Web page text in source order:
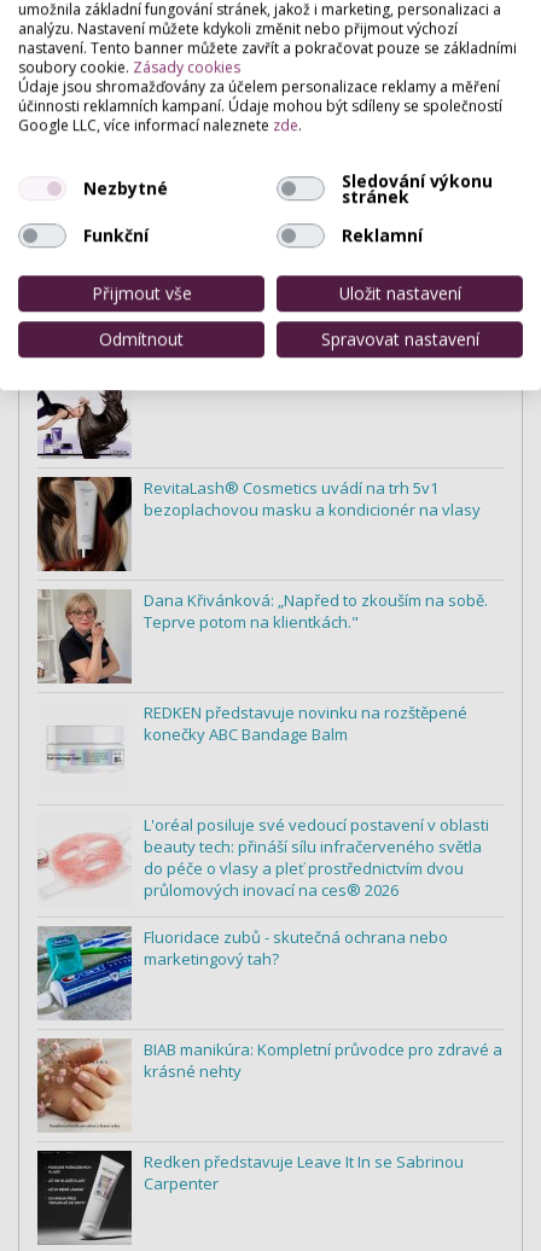
Nejnovější články
produkt, který nespálí vaše vlasy ani sny?
z reálné praxe
RevitaLash® Cosmetics uvádí na trh 5v1
bezoplachovou masku a kondicionér na vlasy
Dana Křivánková: „Napřed to zkouším na sobě.
Teprve potom na klientkách."
REDKEN představuje novinku na rozštěpené
konečky ABC Bandage Balm
L'oréal posiluje své vedoucí postavení v oblasti
beauty tech: přináší sílu infračerveného světla
do péče o vlasy a pleť prostřednictvím dvou
průlomových inovací na ces® 2026
Fluoridace zubů - skutečná ochrana nebo
marketingový tah?
BIAB manikúra: Kompletní průvodce pro zdravé a
krásné nehty
Redken představuje Leave It In se Sabrinou
Carpenter
umožnila základní fungování stránek, jakož i marketing, personalizaci a
analýzu. Nastavení můžete kdykoli změnit nebo přijmout výchozí
nastavení. Tento banner můžete zavřít a pokračovat pouze se základními
soubory cookie. Zásady cookies
Údaje jsou shromažďovány za účelem personalizace reklamy a měření
účinnosti reklamních kampaní. Údaje mohou být sdíleny se společností
Google LLC, více informací naleznete zde.
Nezbytné Sledování výkonu
stránek
Funkční
Reklamní
Přijmout vše
Uložit nastavení
Odmítnout
Spravovat nastavení